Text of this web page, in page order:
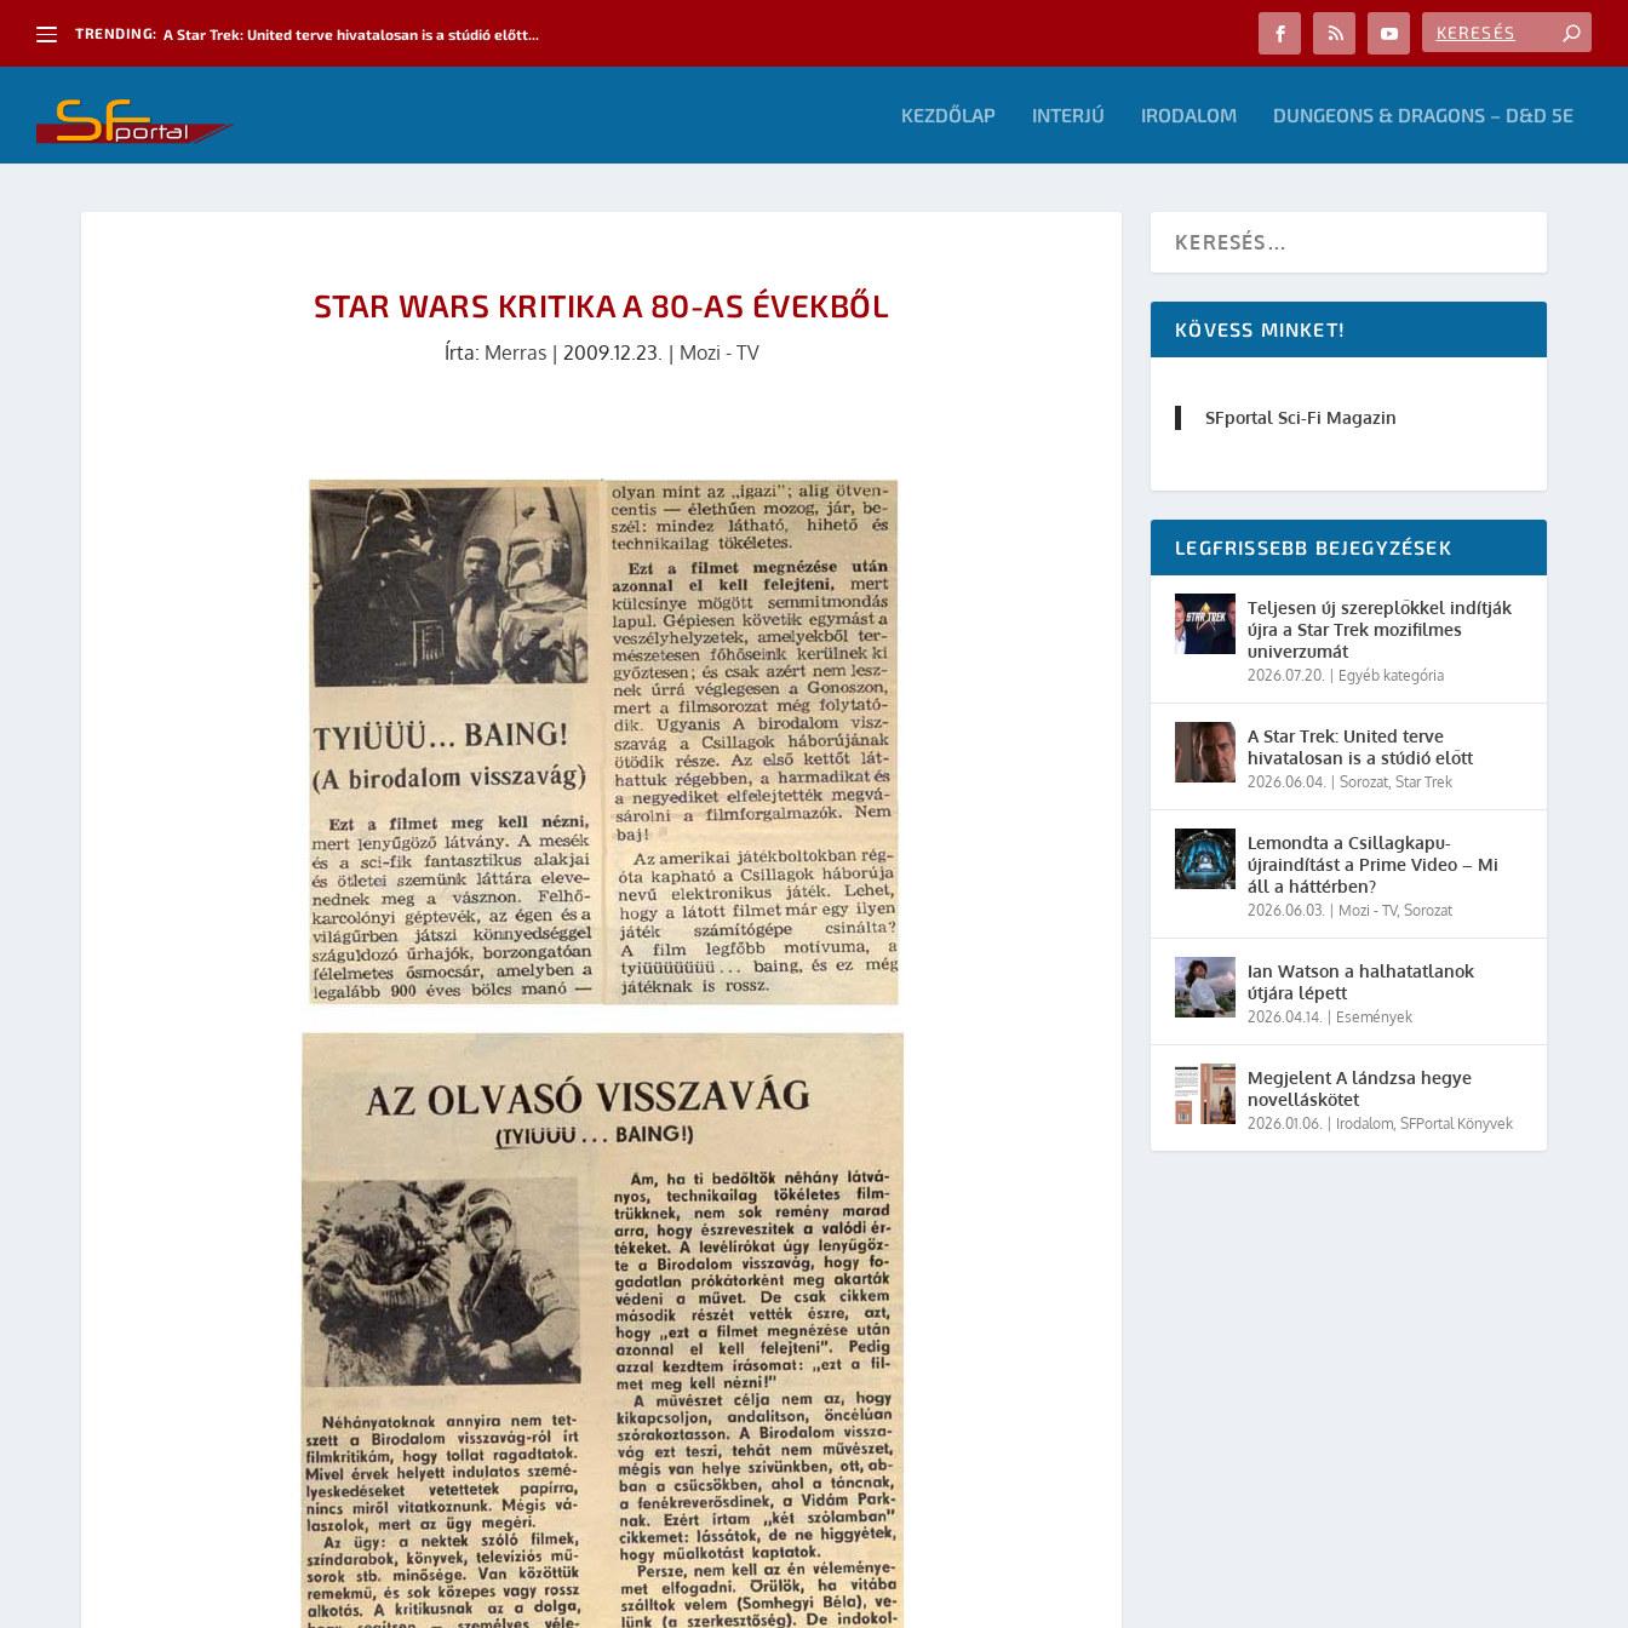
TRENDING: A Star Trek: United terve hivatalosan is a stúdió előtt...
KEZDŐLAP INTERJÚ IRODALOM DUNGEONS & DRAGONS – D&D 5E
STAR WARS KRITIKA A 80-AS ÉVEKBŐL
Írta: Merras| 2009.12.23. | Mozi - TV
KÖVESS MINKET!
SFportal Sci-Fi Magazin
LEGFRISSEBB BEJEGYZÉSEK
Teljesen új szereplőkkel indítják
újra a Star Trek mozifilmes
univerzumát
2026.07.20. Egyéb kategória
A Star Trek: United terve
hivatalosan is a stúdió előtt
2026.06.04. |Sorozat,Star Trek
Lemondta a Csillagkapu-
újraindítást a Prime Video – Mi
áll a háttérben?
2026.06.03. Mozi - TV,Sorozat
Ian Watson a halhatatlanok
útjára lépett
2026.04.14. Események
Megjelent A lándzsa hegye
novelláskötet
2026.01.06. Irodalom,SFPortal Könyvek